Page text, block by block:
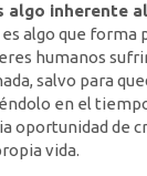
algo inherente
algo que forma
humanos
salvo para
en el
oportunidad de
vida.